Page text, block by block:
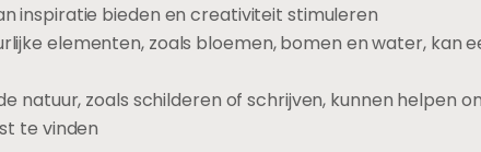
inspiratie bieden en creativiteit stimuleren
elementen, zoals bloemen, bomen en water, kan
natuur, zoals schilderen of schrijven, kunnen helpen
te vinden